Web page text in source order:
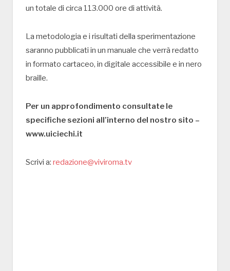
un totale di circa 113.000 ore di attività.
La metodologia e i risultati della sperimentazione
saranno pubblicati in un manuale che verrà redatto
in formato cartaceo, in digitale accessibile e in nero
braille.
Per un approfondimento consultate le
specifiche sezioni all’interno del nostro sito –
www.uiciechi.it
Scrivi a: redazione@viviroma.tv